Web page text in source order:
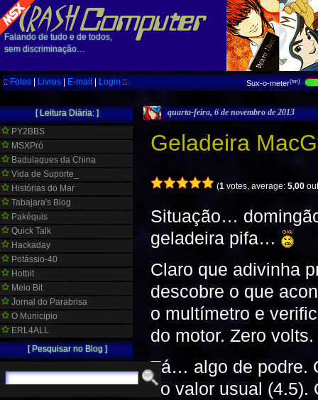
Falando de tudo e de todos,
sem discriminação…
::Fotos|Livros|E-mail|Login:: Sux-o-meter(tm)
quarta-feira, 6 de novembro de 2013
Geladeira
(1 votes, average:5,00
Situação…
geladeira pifa…
Claro que adivinha
descobre o que
o multímetro e
do motor. Zero
Tá… algo de podre.
no valor usual (4.5).
[ Leitura Diária: ]
PY2BBS
MSXPró
Badulaques da China
Vida de Suporte_
Histórias do Mar
Tabajara's Blog
Pakéquis
Quick Talk
Hackaday
Potássio-40
Hotbit
Meio Bit
Jornal do Parabrisa
O Municipio
ERL4ALL
[ Pesquisar no Blog ]